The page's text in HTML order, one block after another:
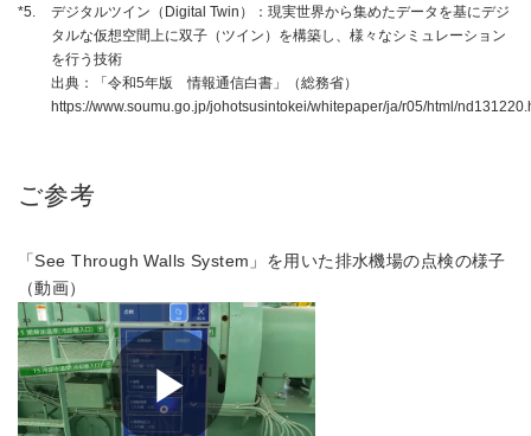
*5.
デジタルツイン（Digital Twin）：現実世界から集めたデータを基にデジ
タルな仮想空間上に双子（ツイン）を構築し、様々なシミュレーション
を行う技術
出典：「令和5年版 情報通信白書」（総務省）
https://www.soumu.go.jp/johotsusintokei/whitepaper/ja/r05/html/
ご参考
「See Through Walls System」を用いた排水機場の点検の様子
（動画）